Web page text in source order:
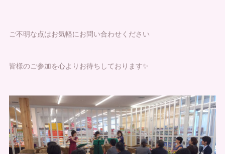
ご不明な点はお気軽にお問い合わせください
皆様のご参加を心よりお待ちしております✨